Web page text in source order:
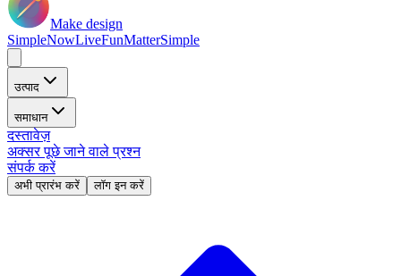
Make design
SimpleNowLiveFunMatterSimple
उत्पाद
समाधान
दस्तावेज़
अक्सर पूछे जाने वाले प्रश्न
संपर्क करें
अभी प्रारंभ करें लॉग इन करें